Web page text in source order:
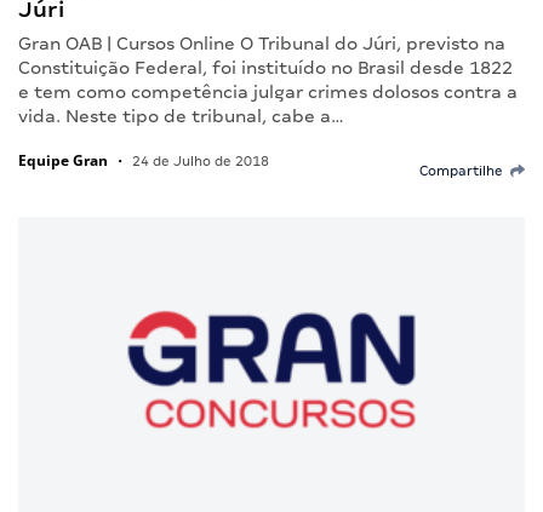
Júri
Gran OAB | Cursos Online O Tribunal do Júri, previsto na
Constituição Federal, foi instituído no Brasil desde 1822
e tem como competência julgar crimes dolosos contra a
vida. Neste tipo de tribunal, cabe a…
Equipe Gran • 24 de Julho de 2018
Compartilhe